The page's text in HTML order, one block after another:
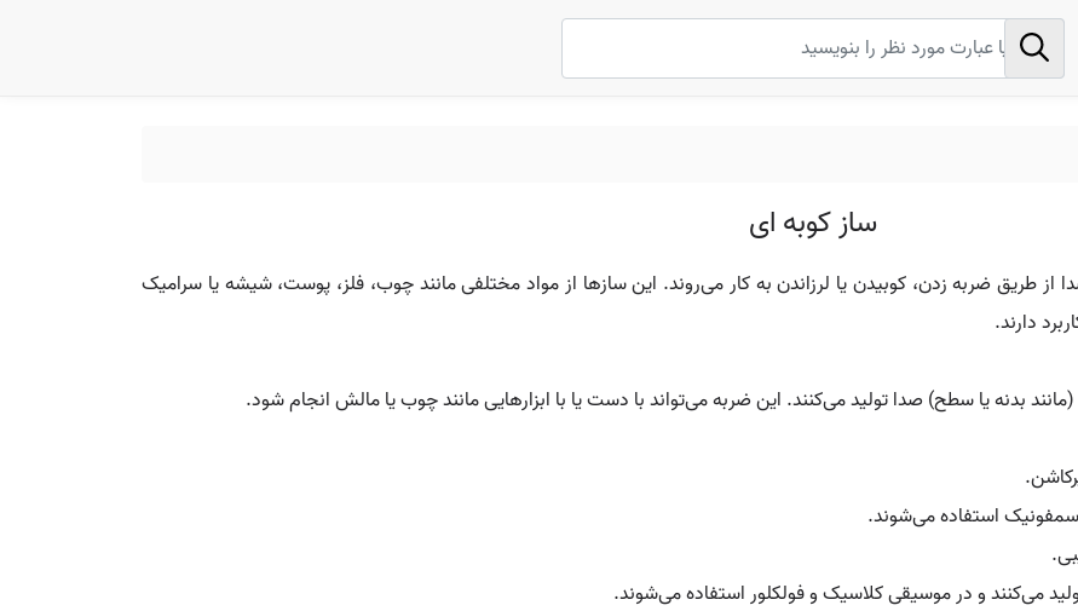
ساز کوبه ای
از طریق ضربه زدن، کوبیدن یا لرزاندن به کار می‌روند. این سازها از مواد مختلفی مانند چوب، فلز، پوست، شیشه یا سرامیک
دارند.
بدنه یا سطح) صدا تولید می‌کنند. این ضربه می‌تواند با دست یا با ابزارهایی مانند چوب یا مالش انجام شود.
استفاده می‌شوند.
می‌کنند و در موسیقی کلاسیک و فولکلور استفاده می‌شوند.